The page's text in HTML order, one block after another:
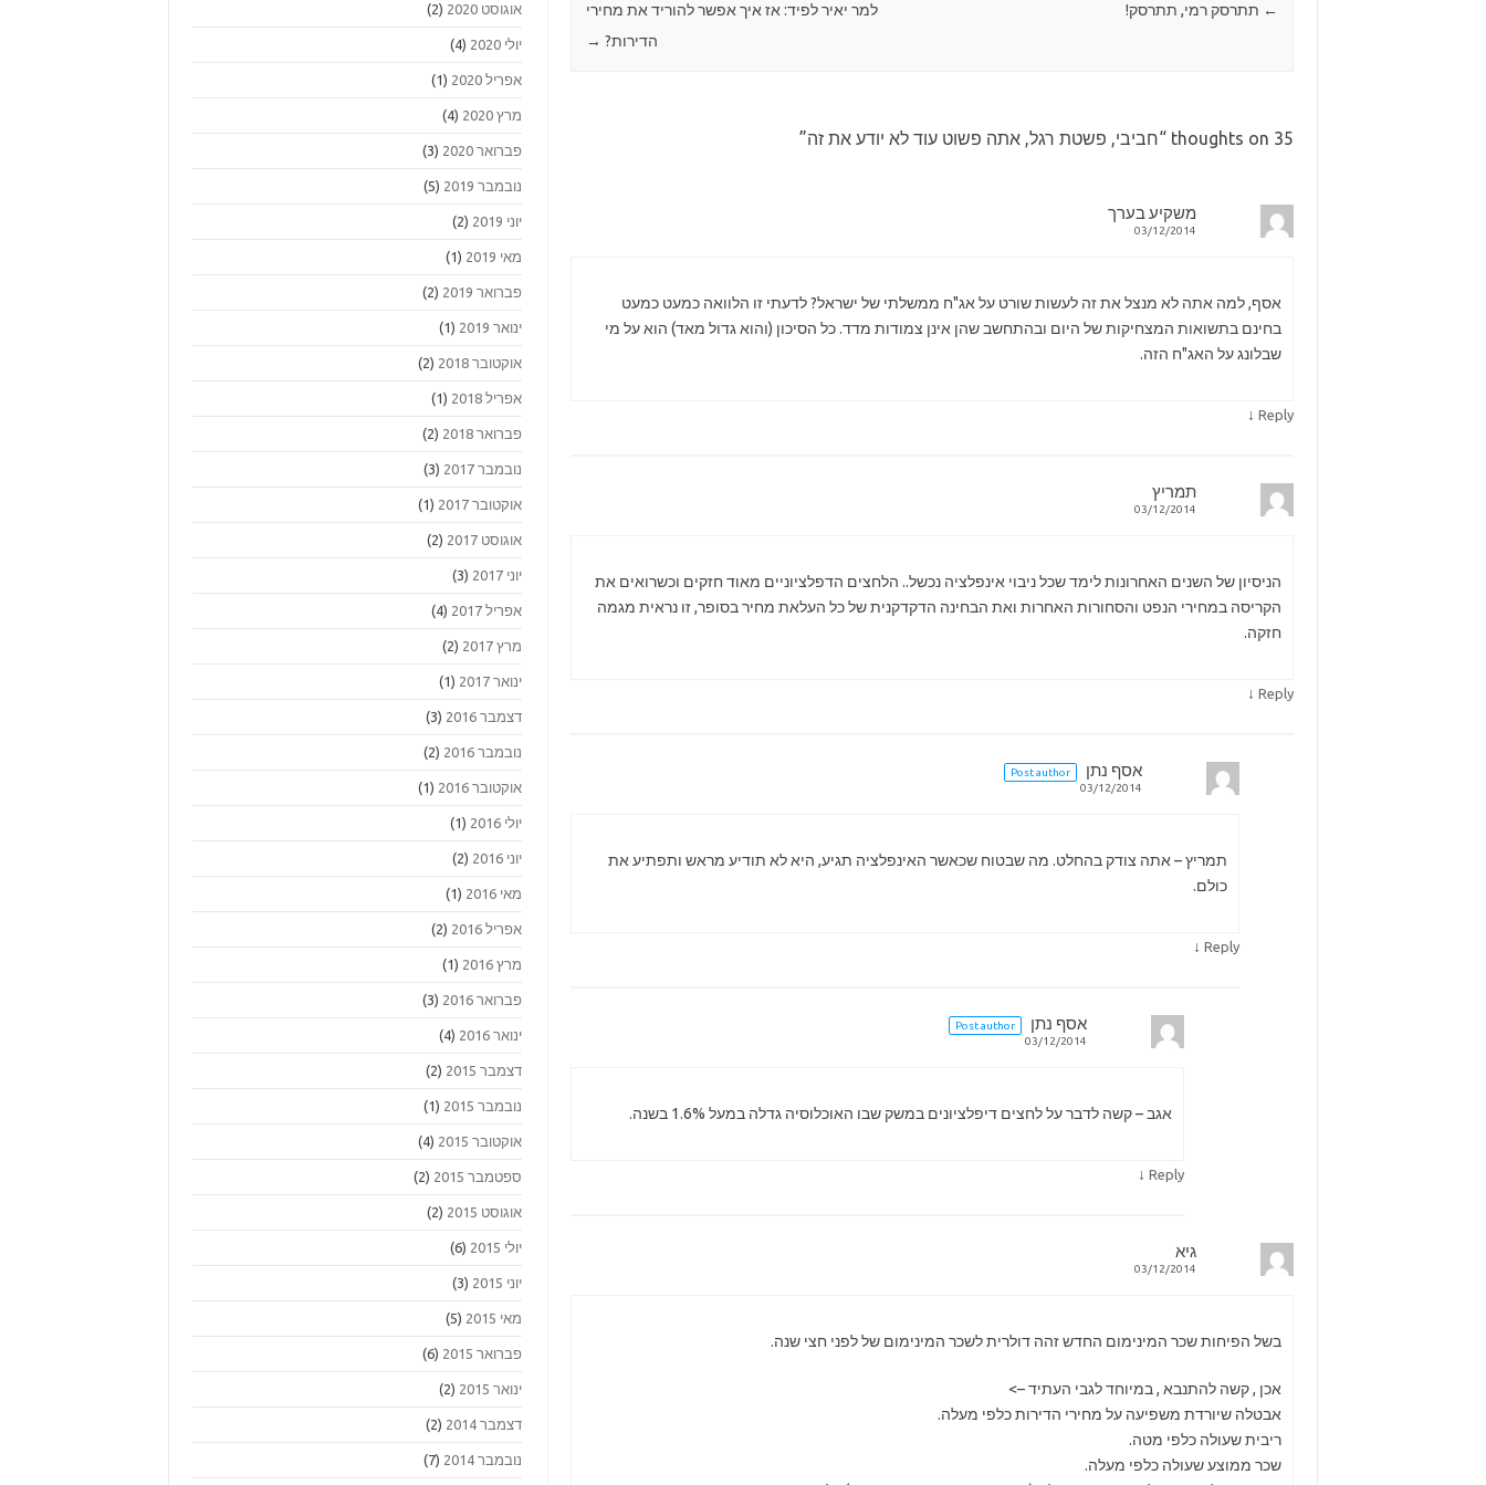
← תתרסק רמי, תתרסק!
למר יאיר לפיד: אז איך אפשר להוריד את מחירי
הדירות? →
35 thoughts on “ חביבי, פשטת רגל, אתה פשוט עוד לא יודע את זה”
משקיע בערך
03/12/2014
אסף, למה אתה לא מנצל את זה לעשות שורט על אג"ח ממשלתי של ישראל? לדעתי זו הלוואה כמעט כמעט
בחינם בתשואות המצחיקות של היום ובהתחשב שהן אינן צמודות מדד. כל הסיכון (והוא גדול מאד) הוא על מי
שבלונג על האג"ח הזה.
Reply
↓
תמריץ
03/12/2014
הניסיון של השנים האחרונות לימד שכל ניבוי אינפלציה נכשל.. הלחצים הדפלציוניים מאוד חזקים וכשרואים את
הקריסה במחירי הנפט והסחורות האחרות ואת הבחינה הדקדקנית של כל העלאת מחיר בסופר, זו נראית מגמה
חזקה.
Reply
↓
אסף נתן
Post author
03/12/2014
תמריץ – אתה צודק בהחלט. מה שבטוח שכאשר האינפלציה תגיע, היא לא תודיע מראש ותפתיע את
כולם.
Reply
↓
אסף נתן
Post author
03/12/2014
אגב – קשה לדבר על לחצים דיפלציונים במשק שבו האוכלוסיה גדלה במעל 1.6% בשנה.
Reply
↓
גיא
03/12/2014
בשל הפיחות שכר המינימום החדש זהה דולרית לשכר המינימום של לפני חצי שנה.
אכן , קשה להתנבא , במיוחד לגבי העתיד –>
אבטלה שיורדת משפיעה על מחירי הדירות כלפי מעלה.
ריבית שעולה כלפי מטה.
שכר ממוצע שעולה כלפי מעלה.
אוגוסט 2020 (2)
יולי 2020 (4)
אפריל 2020 (1)
מרץ 2020 (4)
פברואר 2020 (3)
נובמבר 2019 (5)
יוני 2019 (2)
מאי 2019 (1)
פברואר 2019 (2)
ינואר 2019 (1)
אוקטובר 2018 (2)
אפריל 2018 (1)
פברואר 2018 (2)
נובמבר 2017 (3)
אוקטובר 2017 (1)
אוגוסט 2017 (2)
יוני 2017 (3)
אפריל 2017 (4)
מרץ 2017 (2)
ינואר 2017 (1)
דצמבר 2016 (3)
נובמבר 2016 (2)
אוקטובר 2016 (1)
יולי 2016 (1)
יוני 2016 (2)
מאי 2016 (1)
אפריל 2016 (2)
מרץ 2016 (1)
פברואר 2016 (3)
ינואר 2016 (4)
דצמבר 2015 (2)
נובמבר 2015 (1)
אוקטובר 2015 (4)
ספטמבר 2015 (2)
אוגוסט 2015 (2)
יולי 2015 (6)
יוני 2015 (3)
מאי 2015 (5)
פברואר 2015 (6)
ינואר 2015 (2)
דצמבר 2014 (2)
נובמבר 2014 (7)